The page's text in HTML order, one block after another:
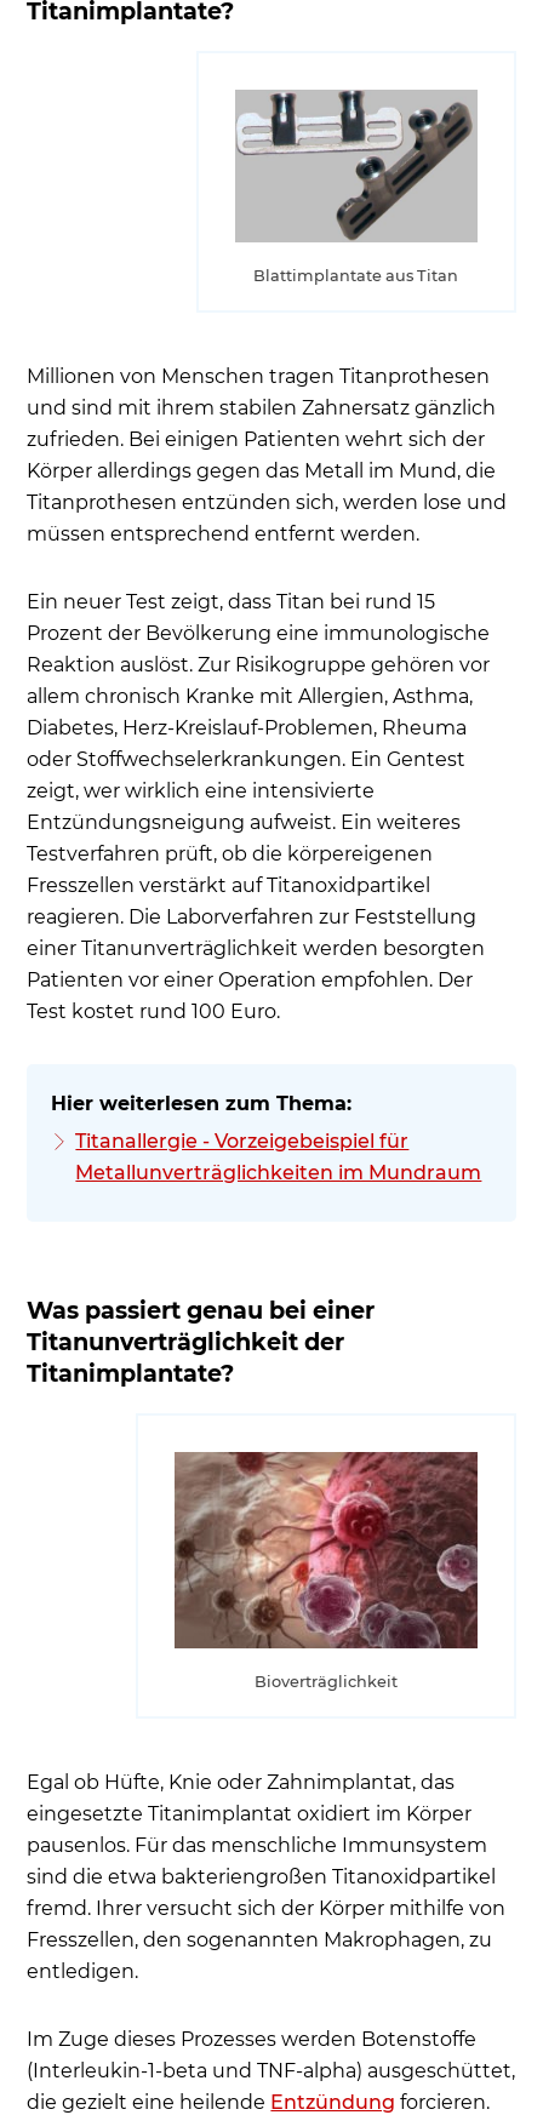
Titanimplantate?
Blattimplantate aus Titan
Millionen von Menschen tragen Titanprothesen
und sind mit ihrem stabilen Zahnersatz gänzlich
zufrieden. Bei einigen Patienten wehrt sich der
Körper allerdings gegen das Metall im Mund, die
Titanprothesen entzünden sich, werden lose und
müssen entsprechend entfernt werden.
Ein neuer Test zeigt, dass Titan bei rund 15
Prozent der Bevölkerung eine immunologische
Reaktion auslöst. Zur Risikogruppe gehören vor
allem chronisch Kranke mit Allergien, Asthma,
Diabetes, Herz-Kreislauf-Problemen, Rheuma
oder Stoffwechselerkrankungen. Ein Gentest
zeigt, wer wirklich eine intensivierte
Entzündungsneigung aufweist. Ein weiteres
Testverfahren prüft, ob die körpereigenen
Fresszellen verstärkt auf Titanoxidpartikel
reagieren. Die Laborverfahren zur Feststellung
einer Titanunverträglichkeit werden besorgten
Patienten vor einer Operation empfohlen. Der
Test kostet rund 100 Euro.
Titanallergie - Vorzeigebeispiel für
Metallunverträglichkeiten im Mundraum
Was passiert genau bei einer
Titanunverträglichkeit der
Titanimplantate?
Bioverträglichkeit
Egal ob Hüfte, Knie oder Zahnimplantat, das
eingesetzte Titanimplantat oxidiert im Körper
pausenlos. Für das menschliche Immunsystem
sind die etwa bakteriengroßen Titanoxidpartikel
fremd. Ihrer versucht sich der Körper mithilfe von
Fresszellen, den sogenannten Makrophagen, zu
entledigen.
Im Zuge dieses Prozesses werden Botenstoffe
(Interleukin-1-beta und TNF-alpha) ausgeschüttet,
die gezielt eine heilende Entzündung forcieren.